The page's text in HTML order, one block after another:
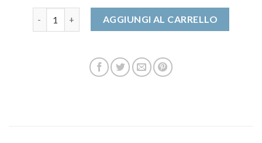
polacchine uomo quantitàAGGIUNGI AL CARRELLO